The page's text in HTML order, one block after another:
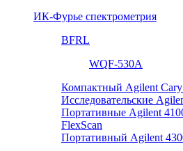
ИК-Фурье спектрометрия
BFRL
WQF-530A
Компактный Agilent
Исследовательские
Портативные Agilent
FlexScan
Портативный Agilent